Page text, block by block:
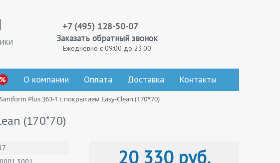
+7 (495) 128-50-07
Заказать обратный звонок
Ежедневно с 09:00 до 23:00
О компании Оплата Доставка Контакты
Plus 363-1 с покрытием Easy-Clean (170*70)
(170*70)
20 330 руб.